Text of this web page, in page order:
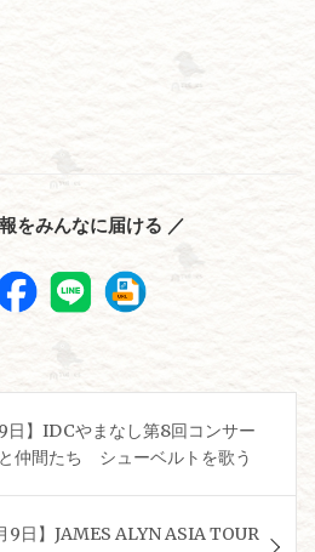
をみんなに届ける ／
日】IDCやまなし第8回コンサー
仲間たち シューベルトを歌う
9日】JAMES ALYN ASIA TOUR